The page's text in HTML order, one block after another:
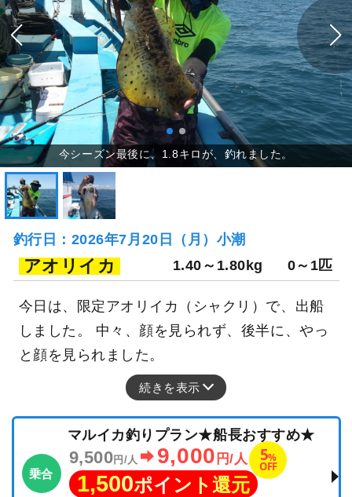
釣行日：2026年7月20日（月）小潮
アオリイカ 1.40～1.80kg 0～1匹
今日は、限定アオリイカ（シャクリ）で、出船
しました。 中々、顔を見られず、後半に、やっ
と顔を見られました。
続きを表示
乗合
マルイカ釣りプラン★船長おすすめ★
9,500 円/人 9,000 円/人 5%
OFF
1,500ポイント還元